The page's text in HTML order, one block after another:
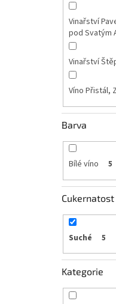
Vinařství
pod Svatým
Vinařství
Víno Přistál,
Barva
Bílé víno 5
Cukernatost
Suché 5
Kategorie